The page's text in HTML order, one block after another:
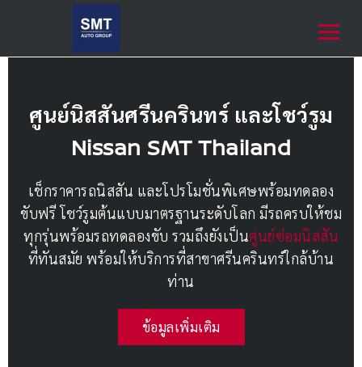
ศูนย์นิสสันศรีนครินทร์ และโชว์รูม
Nissan SMT Thailand
เช็กราคารถนิสสัน และโปรโมชั่นพิเศษพร้อมทดลอง
ขับฟรี โชว์รูมต้นแบบมาตรฐานระดับโลก มีรถครบให้ชม
ทุกรุ่นพร้อมรถทดลองขับ รวมถึงยังเป็นศูนย์ซ่อมนิสสัน
ที่ทันสมัย พร้อมให้บริการที่สาขาศรีนครินทร์ใกล้บ้าน
ท่าน
ข้อมูลเพิ่มเติม